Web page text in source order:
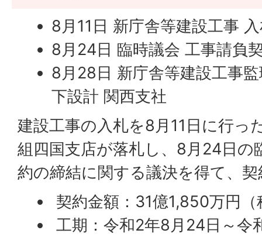
8月11日 新庁舎等建設工事
8月24日 臨時議会 工事請負
8月28日 新庁舎等建設工事
下設計 関西支社
建設工事の入札を8月11日に行っ
組四国支店が落札し、8月24日の
約の締結に関する議決を得て、
契約金額：31億1,850万円（
工期：令和2年8月24日～令